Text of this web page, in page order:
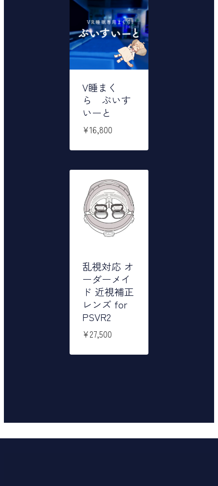
V睡まく
ら ぶいす
いーと
¥16,800
乱視対応 オ
ーダーメイ
ド 近視補正
レンズ for
PSVR2
¥27,500